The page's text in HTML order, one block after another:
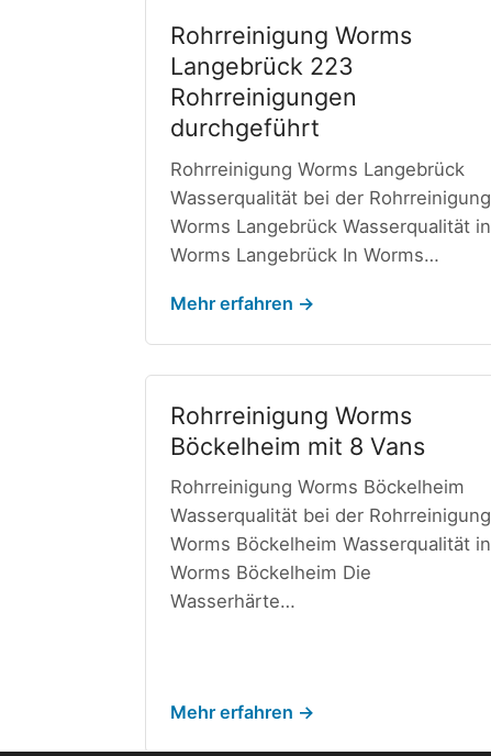
Rohrreinigung Worms
Langebrück 223
Rohrreinigungen
durchgeführt
Rohrreinigung Worms Langebrück
Wasserqualität bei der Rohrreinigung
Worms Langebrück Wasserqualität in
Worms Langebrück In Worms…
Mehr erfahren →
Rohrreinigung Worms
Böckelheim mit 8 Vans
Rohrreinigung Worms Böckelheim
Wasserqualität bei der Rohrreinigung
Worms Böckelheim Wasserqualität in
Worms Böckelheim Die
Wasserhärte…
Mehr erfahren →